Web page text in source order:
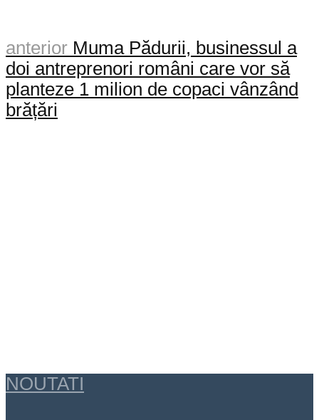
anterior Muma Pădurii, businessul a
doi antreprenori români care vor să
planteze 1 milion de copaci vânzând
brățări
NOUTATI